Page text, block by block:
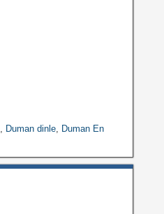
, Duman dinle, Duman En